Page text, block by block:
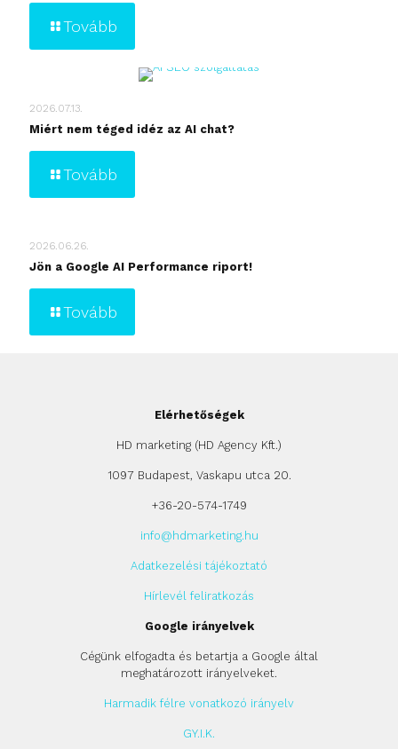
Tovább
2026.07.13.
Miért nem téged idéz az AI chat?
Tovább
2026.06.26.
Jön a Google AI Performance riport!
Tovább
Elérhetőségek
HD marketing (HD Agency Kft.)
1097 Budapest, Vaskapu utca 20.
+36-20-574-1749
info@hdmarketing.hu
Adatkezelési tájékoztató
Hírlevél feliratkozás
Google irányelvek
Cégünk elfogadta és betartja a Google által
meghatározott irányelveket.
Harmadik félre vonatkozó irányelv
GY.I.K.